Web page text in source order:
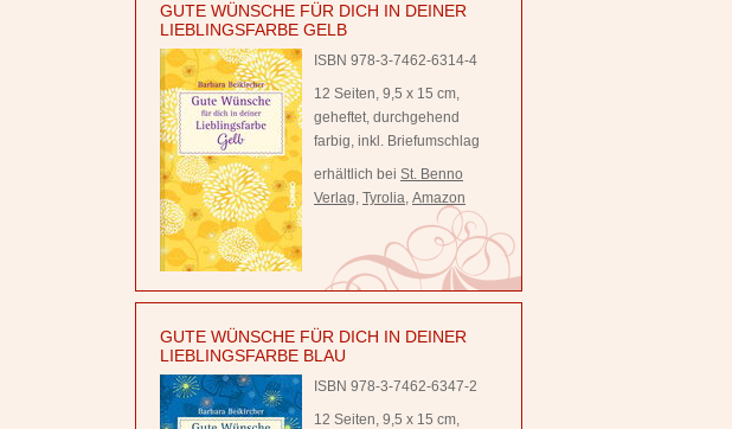
GUTE WÜNSCHE FÜR DICH IN DEINER
LIEBLINGSFARBE GELB
ISBN 978-3-7462-6314-4
12 Seiten, 9,5 x 15 cm,
geheftet, durchgehend
farbig, inkl. Briefumschlag
erhältlich bei St. Benno
Verlag, Tyrolia, Amazon
GUTE WÜNSCHE FÜR DICH IN DEINER
LIEBLINGSFARBE BLAU
ISBN 978-3-7462-6347-2
12 Seiten, 9,5 x 15 cm,